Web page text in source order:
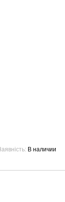
В наличии